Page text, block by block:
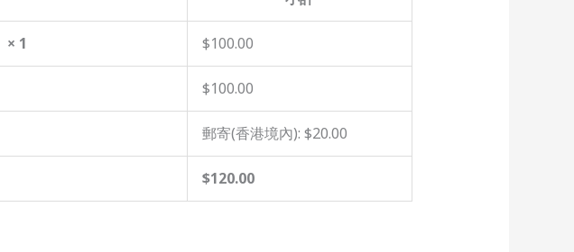
× 1 $100.00
$100.00
郵寄(香港境內): $20.00
$120.00